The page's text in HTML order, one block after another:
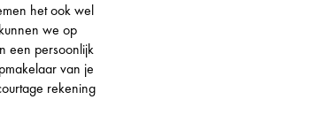
het ook wel
we op
een persoonlijk
van je
rekening